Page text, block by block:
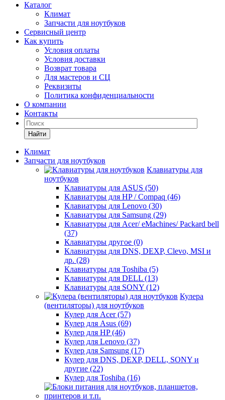
Каталог
Климат
Запчасти для ноутбуков
Сервисный центр
Как купить
Условия оплаты
Условия доставки
Возврат товара
Для мастеров и СЦ
Реквизиты
Политика конфиденциальности
О компании
Контакты
Найти
Климат
Запчасти для ноутбуков
Клавиатуры для
ноутбуков
Клавиатуры для ASUS (50)
Клавиатуры для HP / Compaq (46)
Клавиатуры для Lenovo (30)
Клавиатуры для Samsung (29)
Клавиатуры для Acer/ eMachines/ Packard bell
(37)
Клавиатуры другое (0)
Клавиатуры для DNS, DEXP, Clevo, MSI и
др. (28)
Клавиатуры для Toshiba (5)
Клавиатуры для DELL (13)
Клавиатуры для SONY (12)
Кулера
(вентиляторы) для ноутбуков
Кулер для Acer (57)
Кулер для Asus (69)
Кулер для HP (46)
Кулер для Lenovo (37)
Кулер для Samsung (17)
Кулер для DNS, DEXP, DELL, SONY и
другие (22)
Кулер для Toshiba (16)